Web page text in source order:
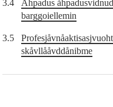
3.4
Åhpadus
barggoiellemin
3.5
skåvllååvddånibme